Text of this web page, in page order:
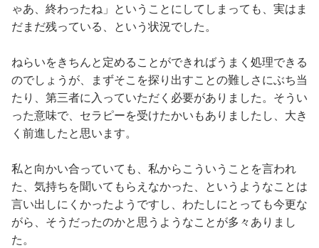
ゃあ、終わったね」ということにしてしまっても、実はま
だまだ残っている、という状況でした。
ねらいをきちんと定めることができればうまく処理できる
のでしょうが、まずそこを探り出すことの難しさにぶち当
たり、第三者に入っていただく必要がありました。そうい
った意味で、セラピーを受けたかいもありましたし、大き
く前進したと思います。
私と向かい合っていても、私からこういうことを言われ
た、気持ちを聞いてもらえなかった、というようなことは
言い出しにくかったようですし、わたしにとっても今更な
がら、そうだったのかと思うようなことが多々ありまし
た。